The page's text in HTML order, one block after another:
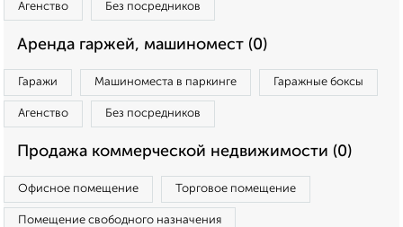
Агенство Без посредников
Аренда гаржей, машиномест (0)
Гаражи Машиноместа в паркинге Гаражные боксы
Агенство Без посредников
Продажа коммерческой недвижимости (0)
Офисное помещение Торговое помещение
Помещение свободного назначения